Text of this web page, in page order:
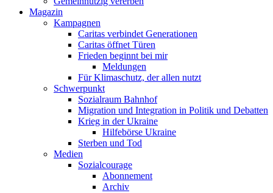
Magazin
Kampagnen
Caritas verbindet Generationen
Caritas öffnet Türen
Frieden beginnt bei mir
Meldungen
Für Klimaschutz, der allen nutzt
Schwerpunkt
Sozialraum Bahnhof
Migration und Integration in Politik und Debatten
Krieg in der Ukraine
Hilfebörse Ukraine
Sterben und Tod
Medien
Sozialcourage
Abonnement
Archiv